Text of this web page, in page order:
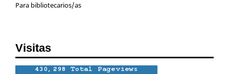
Para bibliotecarios/as
Visitas